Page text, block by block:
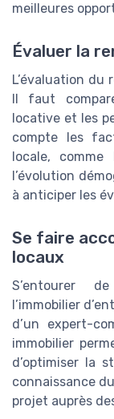
meilleures
Évaluer la
L’évaluation
Il faut
locative et les
compte les
locale, comme
l’évolution
à anticiper les
Se faire
locaux
S’entourer
l’immobilier
d’un expert-
immobilier
d’optimiser la
connaissance
projet auprès